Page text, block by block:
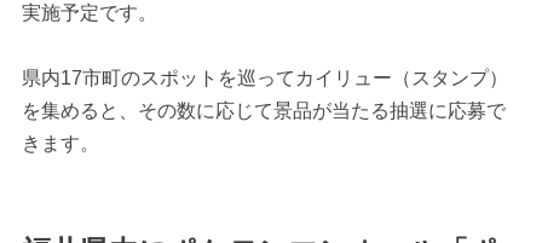
実施予定です。
県内17市町のスポットを巡ってカイリュー（スタンプ）
を集めると、その数に応じて景品が当たる抽選に応募で
きます。